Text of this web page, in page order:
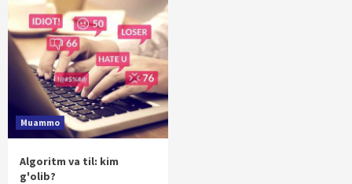
Muammo
Algoritm va til: kim
g'olib?